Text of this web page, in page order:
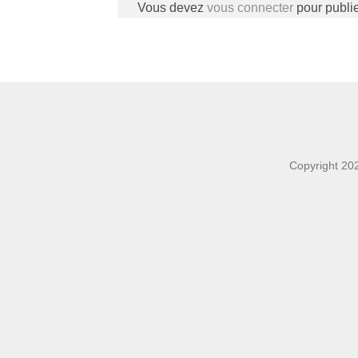
Vous devez vous connecter pour
Copyright